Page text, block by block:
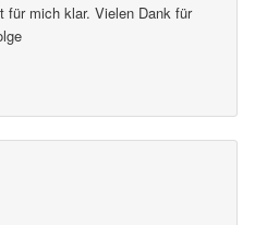
für mich klar. Vielen Dank für